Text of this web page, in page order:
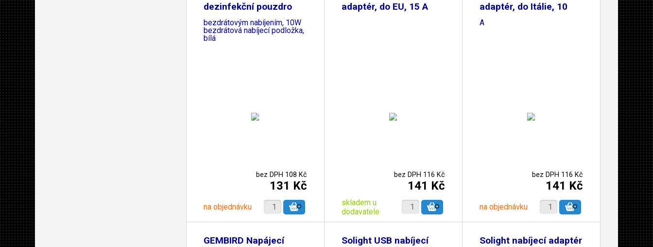
dezinfekční pouzdro
UV-C s
bezdrátovým nabíjením, 10W
bezdrátová nabíjecí podložka,
bílá
bez DPH 108 Kč
131 Kč
na objednávku
adaptér, do EU, 15 A
bez DPH 116 Kč
141 Kč
skladem u
dodavatele
adaptér, do Itálie, 10
A
bez DPH 116 Kč
141 Kč
na objednávku
GEMBIRD Napájecí
Solight USB nabíjecí
Solight nabíjecí adaptér